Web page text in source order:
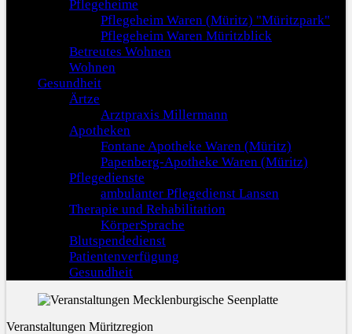
Pflegeheime
Pflegeheim Waren (Müritz) "Müritzpark"
Pflegeheim Waren Müritzblick
Betreutes Wohnen
Wohnen
Gesundheit
Ärtze
Arztpraxis Millermann
Apotheken
Fontane Apotheke Waren (Müritz)
Papenberg-Apotheke Waren (Müritz)
Pflegedienste
ambulanter Pflegedienst Lansen
Therapie und Rehabilitation
KörperSprache
Blutspendedienst
Patientenverfügung
Gesundheit
Veranstaltungen Müritzregion